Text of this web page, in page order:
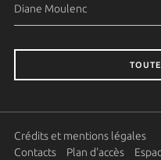
Diane Moulenc
Crédits et mentions légales
Contacts
Plan d'accès